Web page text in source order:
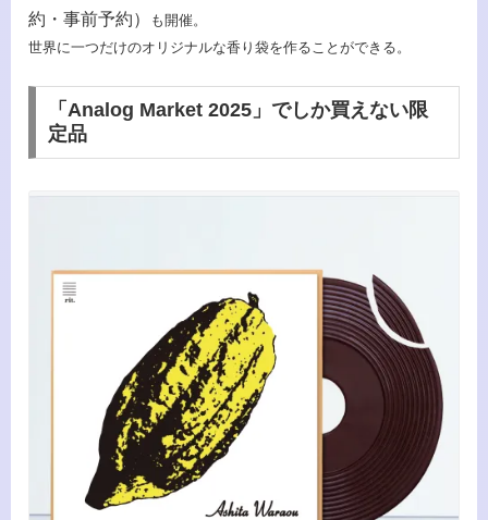
約・事前予約）
も開催。
世界に一つだけのオリジナルな香り袋を作ることができる。
「Analog Market 2025」でしか買えない限
定品